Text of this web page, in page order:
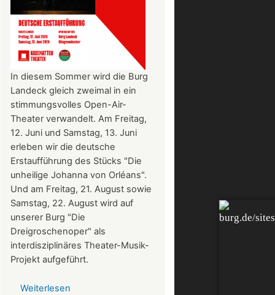
In diesem Sommer wird die Burg
Landeck gleich zweimal in ein
stimmungsvolles Open-Air-
Theater verwandelt. Am Freitag,
12. Juni und Samstag, 13. Juni
erleben wir die deutsche
Erstaufführung des Stücks "Die
unheilige Johanna von Orléans".
Und am Freitag, 21. August sowie
Samstag, 22. August wird auf
unserer Burg "Die
Dreigroschenoper" als
interdisziplinäres Theater-Musik-
Projekt aufgeführt.
Weiterlesen